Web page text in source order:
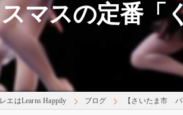
スの定番「
エはLearns Happily ブログ 【さいたま市 バ